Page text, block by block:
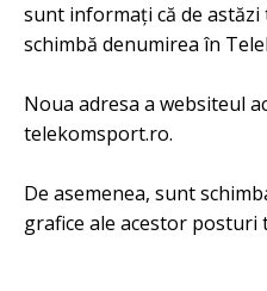
sunt informați că de
schimbă denumirea în
Noua adresa a websiteul
telekomsport.ro.
De asemenea, sunt
grafice ale acestor posturi